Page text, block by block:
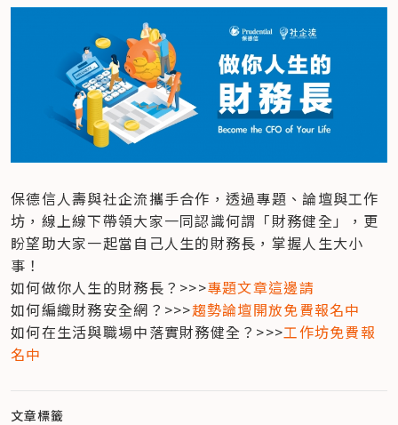
保德信人壽與社企流攜手合作，透過專題、論壇與工作
坊，線上線下帶領大家一同認識何謂「財務健全」，更
盼望助大家一起當自己人生的財務長，掌握人生大小
事！
如何做你人生的財務長？>>>專題文章這邊請
如何編織財務安全網？>>>趨勢論壇開放免費報名中
如何在生活與職場中落實財務健全？>>>工作坊免費報
名中
文章標籤